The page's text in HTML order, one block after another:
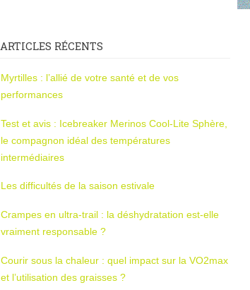
ARTICLES RÉCENTS
Myrtilles : l’allié de votre santé et de vos
performances
Test et avis : Icebreaker Merinos Cool-Lite Sphère,
le compagnon idéal des températures
intermédiaires
Les difficultés de la saison estivale
Crampes en ultra-trail : la déshydratation est-elle
vraiment responsable ?
Courir sous la chaleur : quel impact sur la VO2max
et l’utilisation des graisses ?